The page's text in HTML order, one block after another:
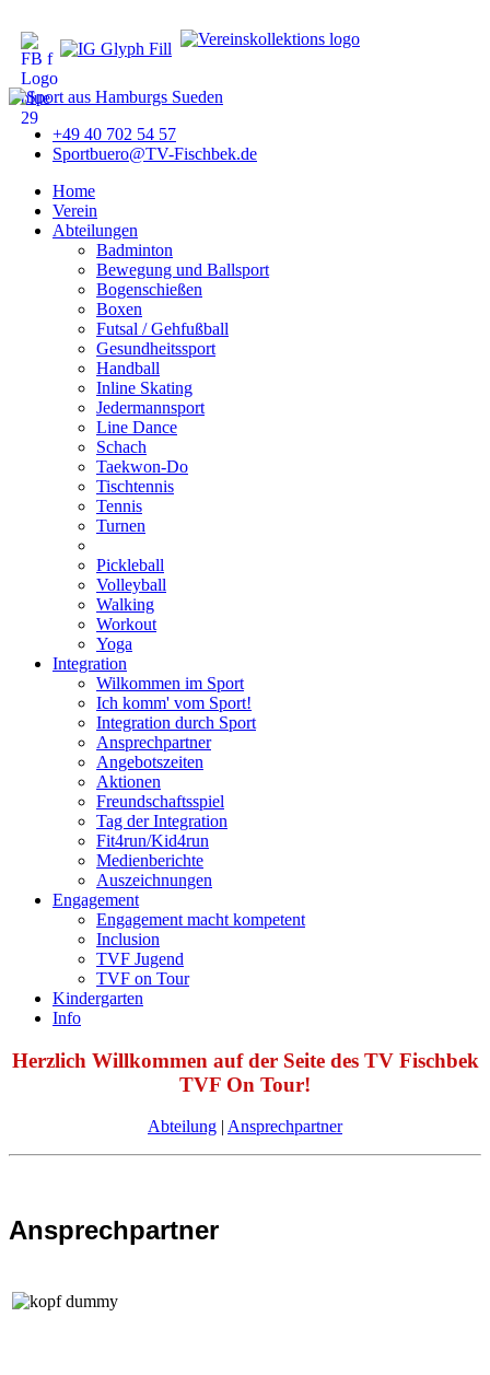
+49 40 702 54 57
Sportbuero@TV-Fischbek.de
Home
Verein
Abteilungen
Badminton
Bewegung und Ballsport
Bogenschießen
Boxen
Futsal / Gehfußball
Gesundheitssport
Handball
Inline Skating
Jedermannsport
Line Dance
Schach
Taekwon-Do
Tischtennis
Tennis
Turnen
Pickleball
Volleyball
Walking
Workout
Yoga
Integration
Wilkommen im Sport
Ich komm' vom Sport!
Integration durch Sport
Ansprechpartner
Angebotszeiten
Aktionen
Freundschaftsspiel
Tag der Integration
Fit4run/Kid4run
Medienberichte
Auszeichnungen
Engagement
Engagement macht kompetent
Inclusion
TVF Jugend
TVF on Tour
Kindergarten
Info
Herzlich Willkommen auf der Seite des TV Fischbek
TVF On Tour!
Abteilung | Ansprechpartner
Ansprechpartner